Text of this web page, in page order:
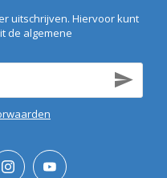
uitschrijven. Hiervoor kunt
de algemene